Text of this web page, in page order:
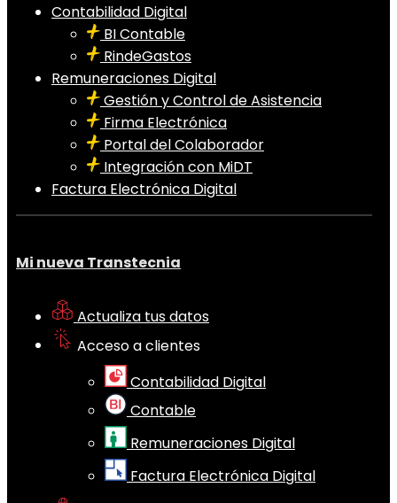
Contabilidad Digital
BI Contable
RindeGastos
Remuneraciones Digital
Gestión y Control de Asistencia
Firma Electrónica
Portal del Colaborador
Integración con MiDT
Factura Electrónica Digital
Mi nueva Transtecnia
Actualiza tus datos
Acceso a clientes
Contabilidad Digital
Contable
Remuneraciones Digital
Factura Electrónica Digital